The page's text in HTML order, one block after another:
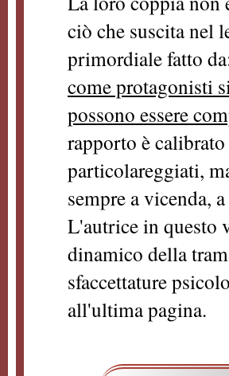
ciò che suscita nel
primordiale fatto
come protagonisti
possono essere
rapporto è
particolareggiati,
sempre a vicenda,
L'autrice in questo
dinamico della
sfaccettature
all'ultima pagina.